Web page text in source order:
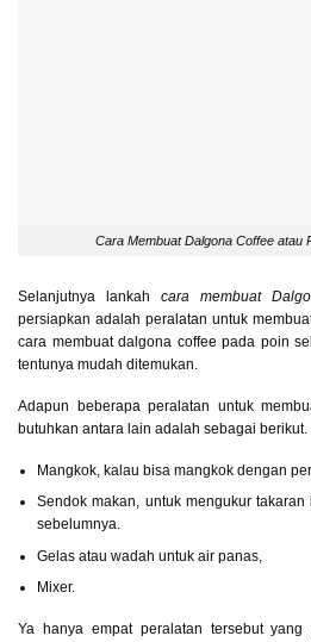
Cara Membuat Dalgona Coffee atau
Selanjutnya lankah cara membuat
persiapkan adalah peralatan untuk
cara membuat dalgona coffee pada poin
tentunya mudah ditemukan.
Adapun beberapa peralatan untuk
butuhkan antara lain adalah sebagai berikut.
Mangkok, kalau bisa mangkok dengan
Sendok makan, untuk mengukur
sebelumnya.
Gelas atau wadah untuk air panas,
Mixer.
Ya hanya empat peralatan tersebut